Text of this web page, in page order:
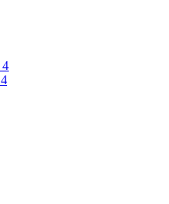
4
4